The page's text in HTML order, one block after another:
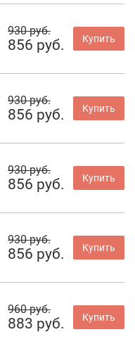
930 руб.
856 руб. Купить
930 руб.
856 руб. Купить
930 руб.
856 руб. Купить
930 руб.
856 руб. Купить
960 руб.
883 руб. Купить